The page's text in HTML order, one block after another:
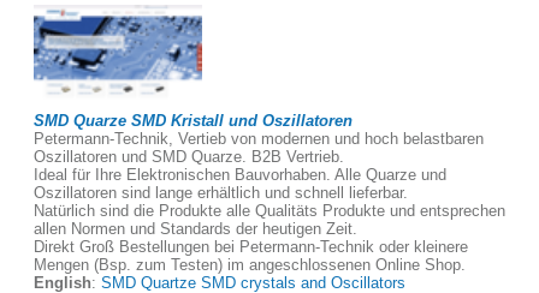
SMD Quarze SMD Kristall und Oszillatoren
Petermann-Technik, Vertieb von modernen und hoch belastbaren
Oszillatoren und SMD Quarze. B2B Vertrieb.
Ideal für Ihre Elektronischen Bauvorhaben. Alle Quarze und
Oszillatoren sind lange erhältlich und schnell lieferbar.
Natürlich sind die Produkte alle Qualitäts Produkte und entsprechen
allen Normen und Standards der heutigen Zeit.
Direkt Groß Bestellungen bei Petermann-Technik oder kleinere
Mengen (Bsp. zum Testen) im angeschlossenen Online Shop.
English: SMD Quartze SMD crystals and Oscillators